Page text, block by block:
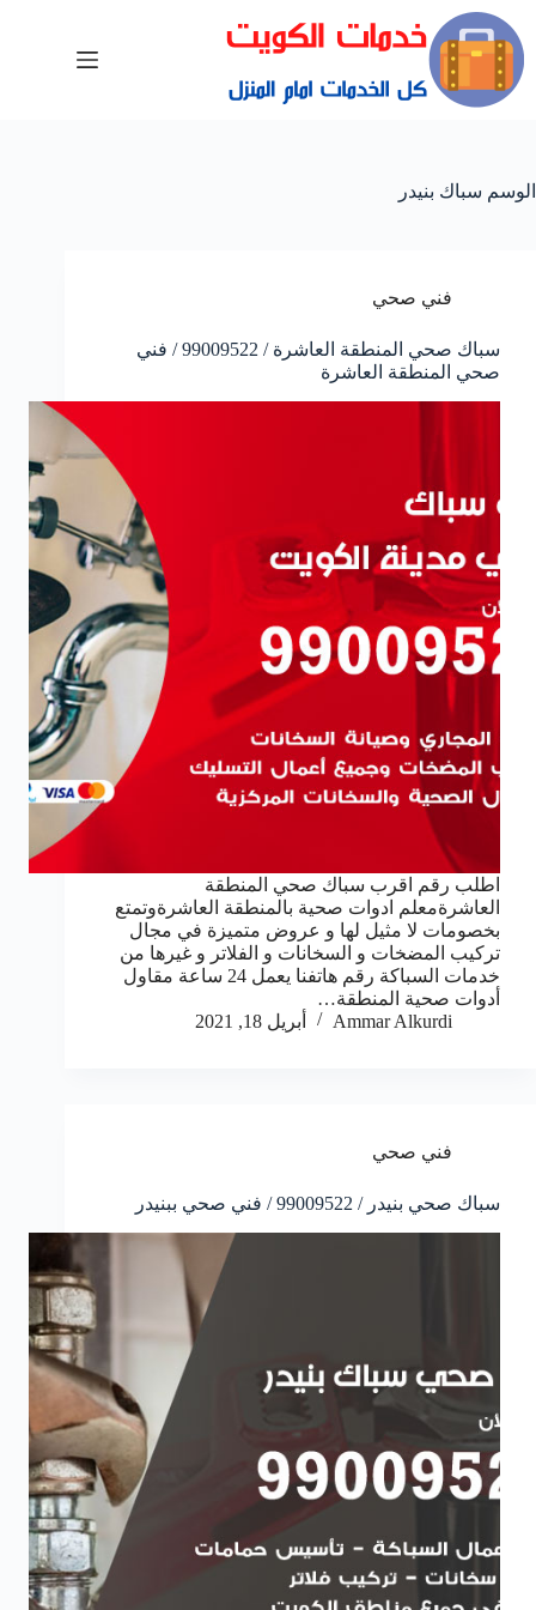
الوسم سباك بنيدر
فني صحي
سباك صحي المنطقة العاشرة / 99009522 / فني
صحي المنطقة العاشرة
اطلب رقم اقرب سباك صحي المنطقة
العاشرةمعلم ادوات صحية بالمنطقة العاشرةوتمتع
بخصومات لا مثيل لها و عروض متميزة في مجال
تركيب المضخات و السخانات و الفلاتر و غيرها من
خدمات السباكة رقم هاتفنا يعمل 24 ساعة مقاول
أدوات صحية المنطقة…
Ammar Alkurdi
أبريل 18, 2021
فني صحي
سباك صحي بنيدر / 99009522 / فني صحي ببنيدر